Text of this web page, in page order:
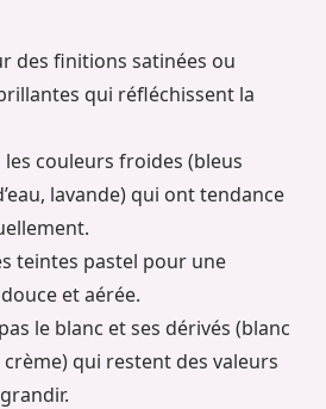
des finitions satinées ou
qui réfléchissent la
les couleurs froides (bleus
lavande) qui ont tendance
teintes pastel pour une
et aérée.
le blanc et ses dérivés (blanc
crème) qui restent des valeurs